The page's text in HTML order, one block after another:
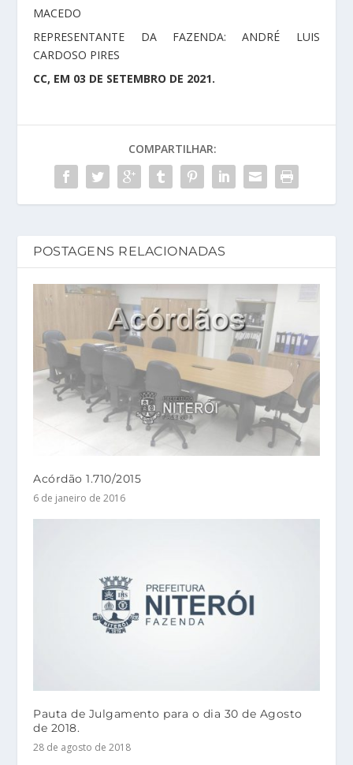
MACEDO
REPRESENTANTE DA FAZENDA: ANDRÉ LUIS
CARDOSO PIRES
CC, EM 03 DE SETEMBRO DE 2021.
COMPARTILHAR:
POSTAGENS RELACIONADAS
Acórdão 1.710/2015
6 de janeiro de 2016
Pauta de Julgamento para o dia 30 de Agosto
de 2018.
28 de agosto de 2018